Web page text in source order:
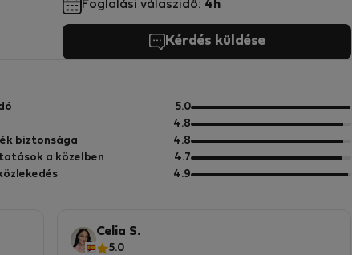
Foglalási válaszidő: 4h
Kérdés küldése
5.05
pontból
4.85
pontból
biztonsága 4.85
pontból
a közelben 4.75
pontból
4.95
Celia S.
5.0